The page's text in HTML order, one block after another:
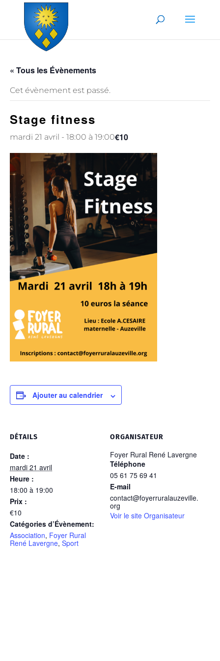
Skip to content
« Tous les Évènements
Cet évènement est passé.
Stage fitness
mardi 21 avril - 18:00 à 19:00€10
Ajouter au calendrier
DÉTAILS
Date :
mardi 21 avril
Heure :
18:00 à 19:00
Prix :
€10
Catégories d’Évènement:
Association, Foyer Rural
René Lavergne, Sport
ORGANISATEUR
Foyer Rural René Lavergne
Téléphone
05 61 75 69 41
E-mail
contact@foyerruralauzeville.
org
Voir le site Organisateur